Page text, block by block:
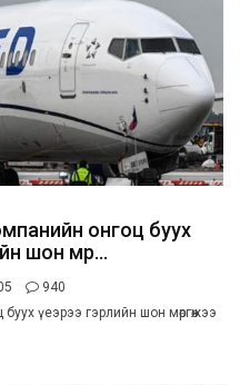
онгоц буух
шон мөр...
940
үеэрээ гэрлийн шон мөргөжээ